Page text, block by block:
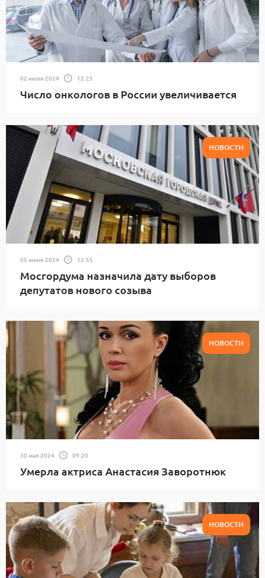
02 июля 2024 12:25
Число онкологов в России увеличивается
НОВОСТИ
05 июня 2024 12:55
Мосгордума назначила дату выборов
депутатов нового созыва
НОВОСТИ
30 мая 2024 09:20
Умерла актриса Анастасия Заворотнюк
НОВОСТИ